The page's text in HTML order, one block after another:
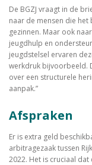
De BGZJ vraagt in de
naar de mensen die
gezinnen. Maar ook
jeugdhulp en
jeugdstelsel ervaren
werkdruk bijvoorbeeld.
over een structurele
aanpak.”
Afspraken
Er is extra geld
arbitragezaak tussen
2022. Het is cruciaal